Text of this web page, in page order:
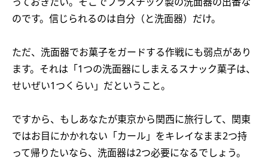
のです。信じられるのは自分（と洗面器）だけ。
ただ、洗面器でお菓子をガードする作戦にも弱点があり
ます。それは「1つの洗面器にしまえるスナック菓子は、
せいぜい1つくらい」だということ。
ですから、もしあなたが東京から関西に旅行して、関東
ではお目にかかれない「カール」をキレイなまま2つ持
って帰りたいなら、洗面器は2つ必要になるでしょう。